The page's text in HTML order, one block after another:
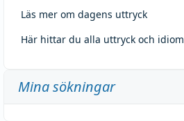
Läs mer om dagens uttryck
Här hittar du alla uttryck och idiom
Mina sökningar